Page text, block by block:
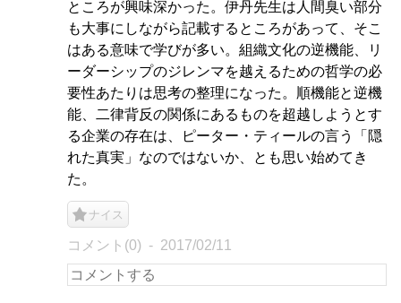
ところが興味深かった。伊丹先生は人間臭い部分
も大事にしながら記載するところがあって、そこ
はある意味で学びが多い。組織文化の逆機能、リ
ーダーシップのジレンマを越えるための哲学の必
要性あたりは思考の整理になった。順機能と逆機
能、二律背反の関係にあるものを超越しようとす
る企業の存在は、ピーター・ティールの言う「隠
れた真実」なのではないか、とも思い始めてき
た。
ナイス
コメント(0) 2017/02/11